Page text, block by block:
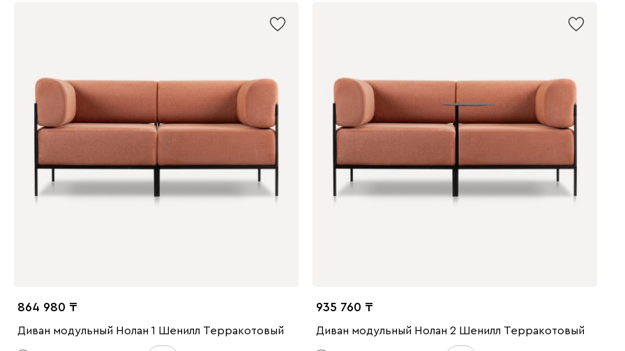
864 980
Диван модульный Нолан 1 Шенилл Терракотовый
935 760
Диван модульный Нолан 2 Шенилл Терракотовый